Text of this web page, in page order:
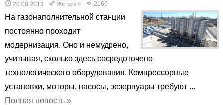
20.08.2013 Жители » 2166
На газонаполнительной станции
постоянно проходит
модернизация. Оно и немудрено,
учитывая, сколько здесь сосредоточено
технологического оборудования. Компрессорные
установки, моторы, насосы, резервуары требуют ...
Полная новость »